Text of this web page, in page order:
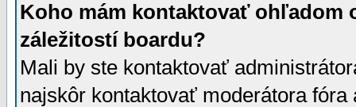
Koho mám kontaktovať ohľadom
záležitostí boardu?
Mali by ste kontaktovať
najskôr kontaktovať moderátora